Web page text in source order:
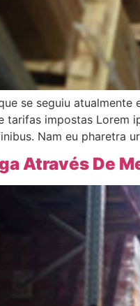
se seguiu
tarifas impostas Lorem
Nam eu pharetra
Através De